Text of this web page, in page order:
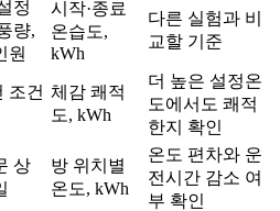
정
량,
원
시작·종료
온습도,
kWh
다른 실험과 비
교할 기준
조건 체감 쾌적
도, kWh
더 높은 설정온
도에서도 쾌적
한지 확인
상
방 위치별
온도, kWh
온도 편차와 운
전시간 감소 여
부 확인